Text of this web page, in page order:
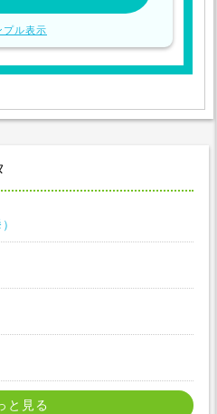
プル表示
と見る